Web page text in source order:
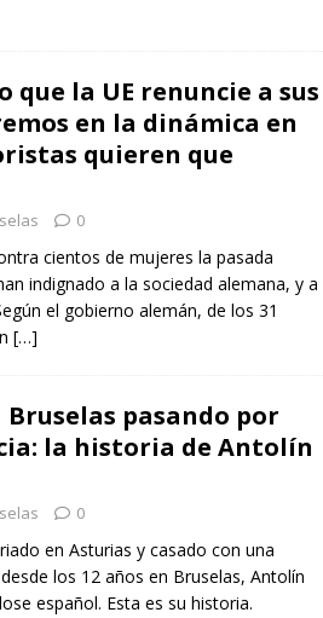
que la UE renuncie a sus
en la dinámica en
quieren que
0
cientos de mujeres la pasada
indignado a la sociedad alemana, y a
el gobierno alemán, de los 31
[…]
pasando por
la historia de Antolín
0
en Asturias y casado con una
los 12 años en Bruselas, Antolín
español. Esta es su historia.